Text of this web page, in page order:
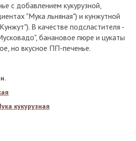
с добавлением кукурузной,
"Мука льняная") и кунжутной
В качестве подсластителя -
банановое пюре и цукаты
но вкусное ПП-печенье.
кукурузная